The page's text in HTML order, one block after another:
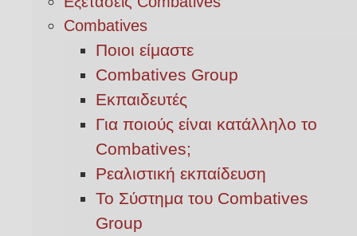
Combatives
Ποιοι είμαστε
Combatives Group
Εκπαιδευτές
Για ποιούς είναι κατάλληλο το
Combatives;
Ρεαλιστική εκπαίδευση
Το Σύστημα του Combatives
Group